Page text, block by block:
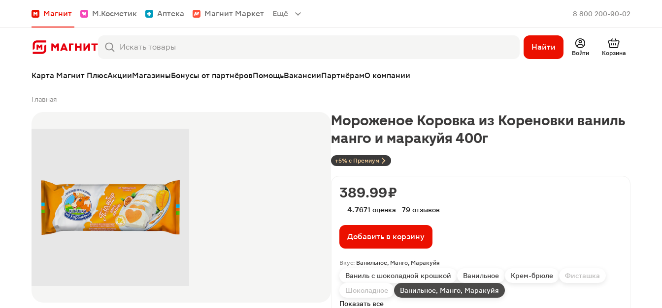
Магнит М.Косметик Аптека Магнит Маркет Ещё 8 800 200-90-02
Найти
Войти Корзина
Карта Магнит ПлюсАкцииМагазиныБонусы от партнёровПомощьВакансииПартнёрамО компании
Главная
+5% с Премиум
Мороженое Коровка из Кореновки ваниль
манго и маракуйя 400г
389.99 ₽
4.7671 оценка · 79 отзывов
Добавить в корзину
Вкус: Ванильное, Манго, Маракуйя
Ваниль с шоколадной крошкой Ванильное Крем-брюле
Фисташка
Шоколадное
Ванильное, Манго, Маракуйя
Показать все